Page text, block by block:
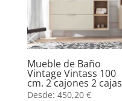
Mueble de Baño
Vintage Vintass 100
cm. 2 cajones 2 cajas
Desde: 450,20 €